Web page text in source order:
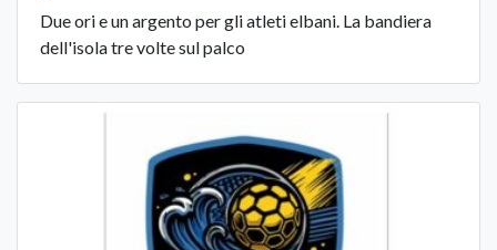
Due ori e un argento per gli atleti elbani. La bandiera
dell'isola tre volte sul palco